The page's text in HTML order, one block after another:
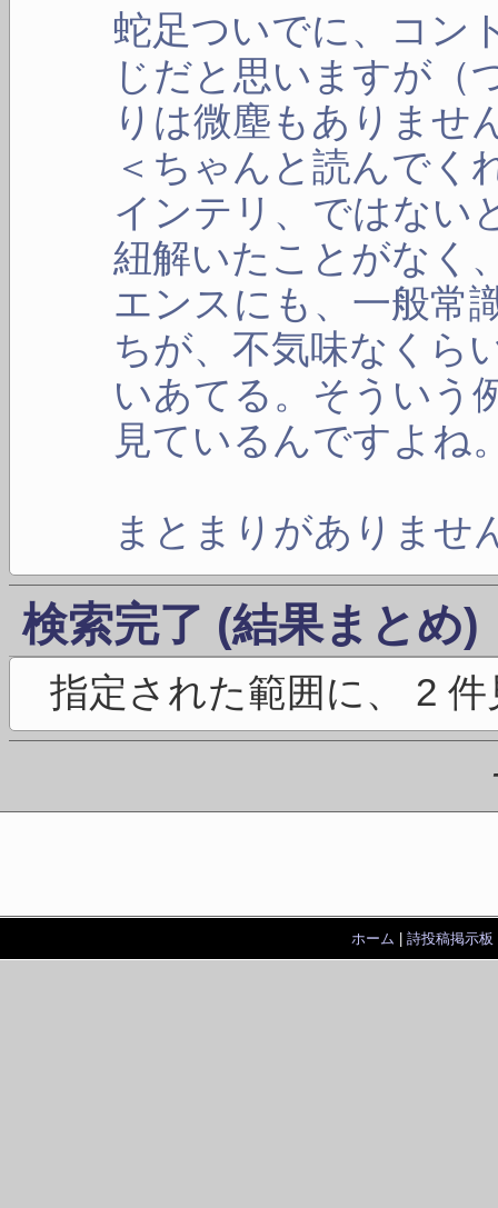
蛇足ついでに、コン
じだと思いますが（
りは微塵もありませ
＜ちゃんと読んでく
インテリ、ではない
紐解いたことがなく
エンスにも、一般常
ちが、不気味なくら
いあてる。そういう
見ているんですよね
まとまりがありませ
検索完了 (結果まとめ)
指定された範囲に、 2
ホーム 詩投稿掲示板